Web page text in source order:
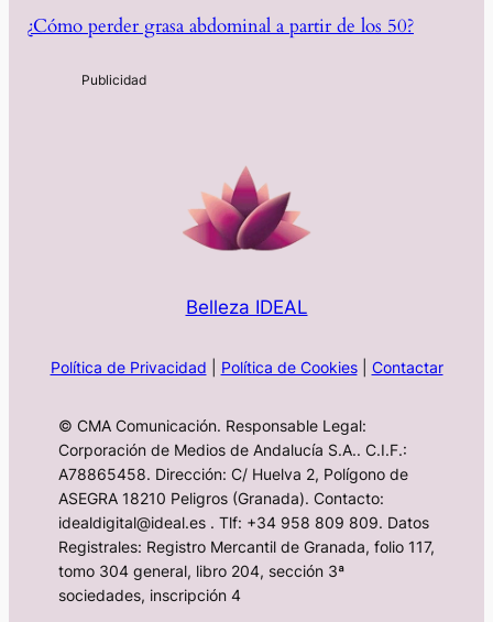
¿Cómo perder grasa abdominal a partir de los 50?
Belleza IDEAL
Política de Privacidad Política de Cookies| Contactar
© CMA Comunicación. Responsable Legal:
Corporación de Medios de Andalucía S.A.. C.I.F.:
A78865458. Dirección: C/ Huelva 2, Polígono de
ASEGRA 18210 Peligros (Granada). Contacto:
idealdigital@ideal.es . Tlf: +34 958 809 809. Datos
Registrales: Registro Mercantil de Granada, folio 117,
tomo 304 general, libro 204, sección 3ª
sociedades, inscripción 4